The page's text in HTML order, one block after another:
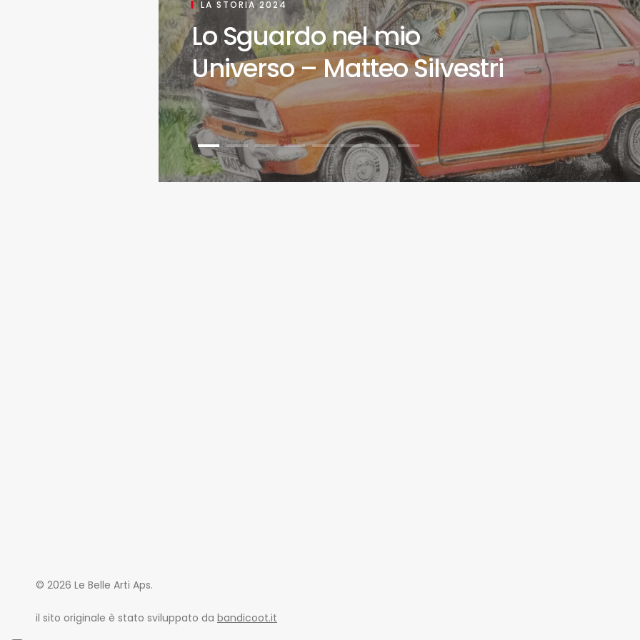
LA STORIA 2024
Lo Sguardo nel mio
Universo – Matteo Silvestri
© 2026 Le Belle Arti Aps.
il sito originale è stato sviluppato da bandicoot.itSede Legale e amministrativa